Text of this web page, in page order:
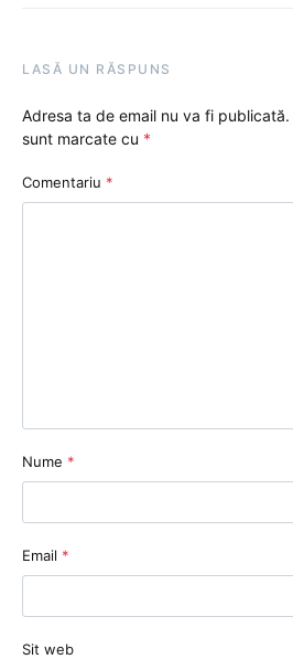
LASĂ UN RĂSPUNS
Adresa ta de email nu va fi publicată.
sunt marcate cu *
Comentariu *
Nume *
Email *
Sit web